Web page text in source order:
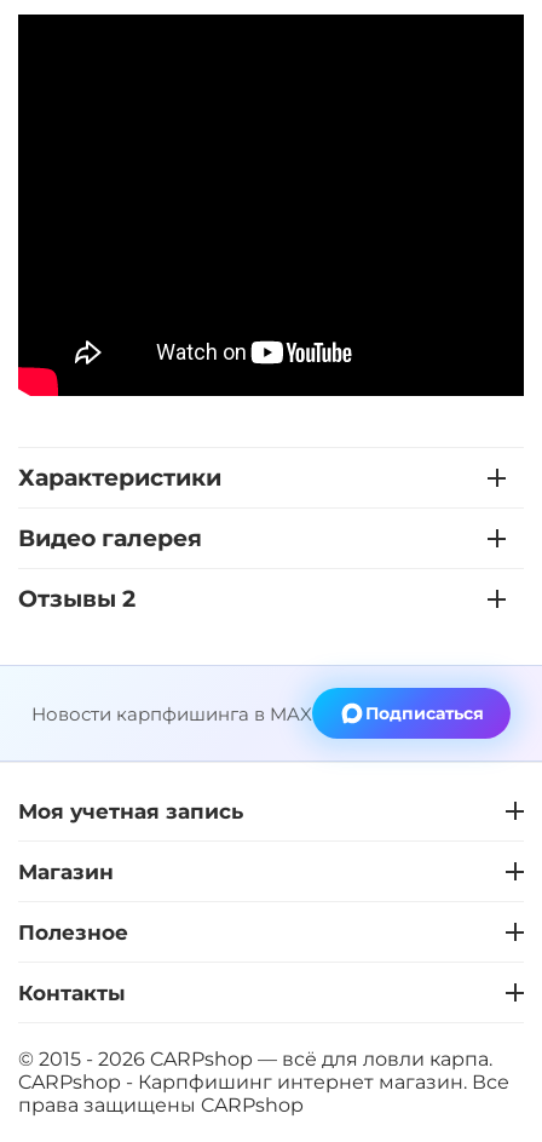
Характеристики
Видео галерея
Отзывы 2
Новости карпфишинга в MAX Подписаться
Моя учетная запись
Магазин
Полезное
Контакты
© 2015 - 2026 CARPshop — всё для ловли карпа.
CARPshop - Карпфишинг интернет магазин. Все
права защищены CARPshop